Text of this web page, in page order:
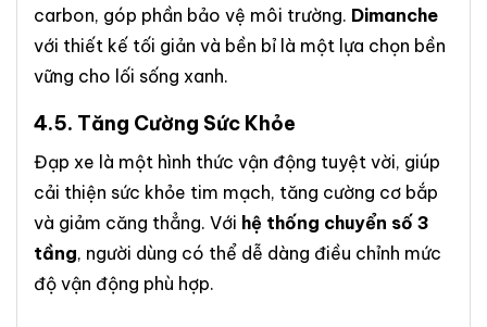
carbon, góp phần bảo vệ môi trường. Dimanche
với thiết kế tối giản và bền bỉ là một lựa chọn bền
vững cho lối sống xanh.
4.5. Tăng Cường Sức Khỏe
Đạp xe là một hình thức vận động tuyệt vời, giúp
cải thiện sức khỏe tim mạch, tăng cường cơ bắp
và giảm căng thẳng. Với hệ thống chuyển số 3
tầng, người dùng có thể dễ dàng điều chỉnh mức
độ vận động phù hợp.